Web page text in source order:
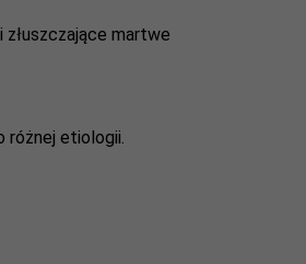
złuszczające martwe
różnej etiologii.